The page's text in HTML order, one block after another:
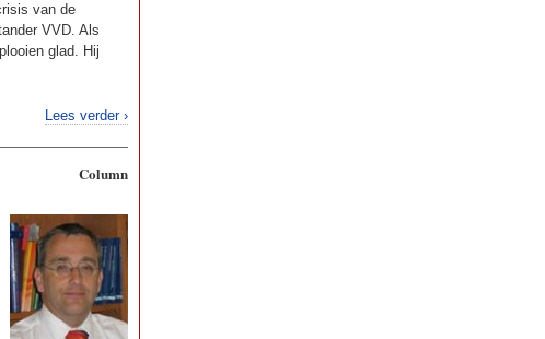
van de
VVD. Als
glad. Hij
Lees verder ›
Column